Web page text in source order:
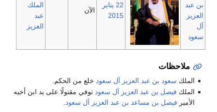
بن عبد
العزيز
آل
سعود
22 يناير
2015
الآن
الملك
عبد
العزيز
ملاحظات
الملك سعود بن عبد العزيز آل سعود خلع من الحكم.
الملك فيصل بن عبد العزيز آل سعود توفي مقتولًا على يد ابن أخيه
الأمير فيصل بن مساعد بن عبد العزيز آل سعود